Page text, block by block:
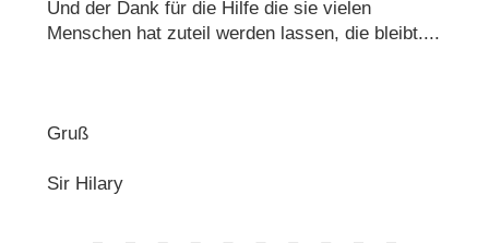
Und der Dank für die Hilfe die sie vielen
Menschen hat zuteil werden lassen, die bleibt....
Gruß
Sir Hilary